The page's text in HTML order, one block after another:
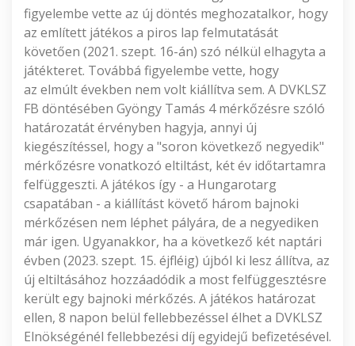
figyelembe vette az új döntés meghozatalkor, hogy
az említett játékos a piros lap felmutatását
követően (2021. szept. 16-án) szó nélkül elhagyta a
játékteret. Továbbá figyelembe vette, hogy
az elmúlt években nem volt kiállítva sem. A DVKLSZ
FB döntésében Gyöngy Tamás 4 mérkőzésre szóló
határozatát érvényben hagyja, annyi új
kiegészítéssel, hogy a "soron következő negyedik"
mérkőzésre vonatkozó eltiltást, két év időtartamra
felfüggeszti. A játékos így - a Hungarotarg
csapatában - a kiállítást követő három bajnoki
mérkőzésen nem léphet pályára, de a negyediken
már igen. Ugyanakkor, ha a következő két naptári
évben (2023. szept. 15. éjfléig) újból ki lesz állítva, az
új eltiltásához hozzáadódik a most felfüggesztésre
került egy bajnoki mérkőzés. A játékos határozat
ellen, 8 napon belül fellebbezéssel élhet a DVKLSZ
Elnökségénél fellebbezési díj egyidejű befizetésével.